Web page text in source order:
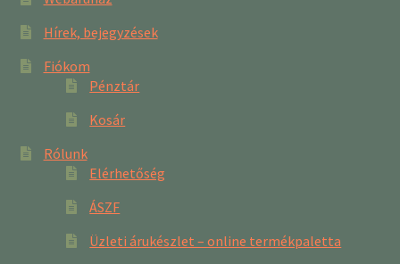
Hírek, bejegyzések
Fiókom
Pénztár
Kosár
Rólunk
Elérhetőség
ÁSZF
Üzleti árukészlet – online termékpaletta